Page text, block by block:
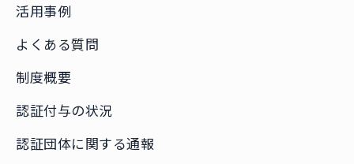
活用事例
よくある質問
制度概要
認証付与の状況
認証団体に関する通報